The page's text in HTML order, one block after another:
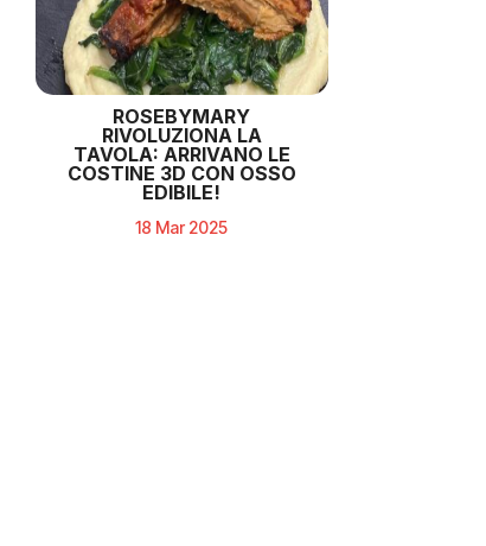
ROSEBYMARY
RIVOLUZIONA LA
TAVOLA: ARRIVANO LE
COSTINE 3D CON OSSO
EDIBILE!
18 Mar 2025